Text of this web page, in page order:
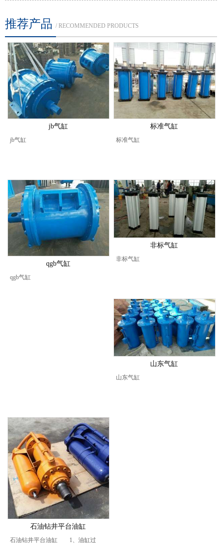
推荐产品 / RECOMMENDED PRODUCTS
jb气缸
jb气缸
标准气缸
标准气缸
qgb气缸
qgb气缸
非标气缸
非标气缸
山东气缸
山东气缸
石油钻井平台油缸
石油钻井平台油缸 1、油缸过